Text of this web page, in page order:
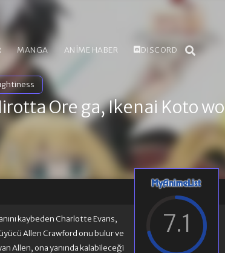
MANGA ANİME HABER DISCORD
Ore ga, Ikenai Koto wo
kaybeden Charlotte Evans,
Allen Crawford onu bulur ve
Allen, ona yanında kalabileceği
7.1